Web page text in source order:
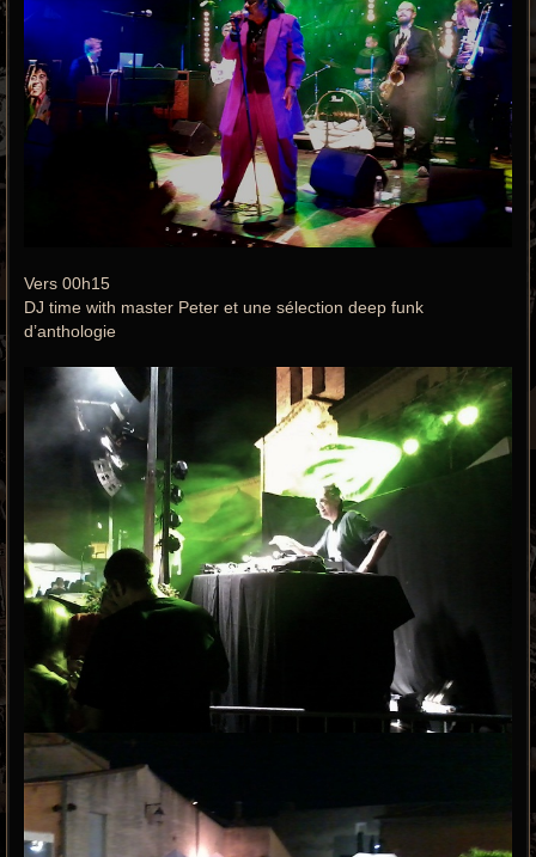
Vers 00h15
DJ time with master Peter et une sélection deep funk
d’anthologie